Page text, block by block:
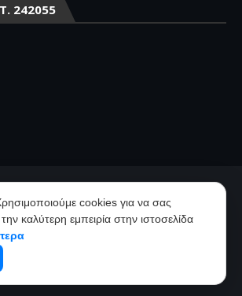
242055
πολιτική απορρήτου
Ταυτότητα
με την σύσταση 2018/334 της Ε.Ε
cookies για να σας
καλύτερη εμπειρία στην ιστοσελίδα